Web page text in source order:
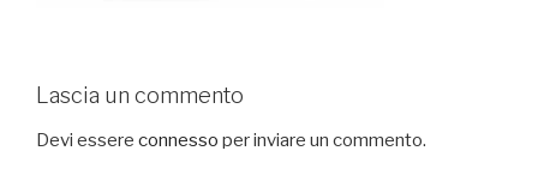
Lascia un commento
Devi essere connesso per inviare un commento.